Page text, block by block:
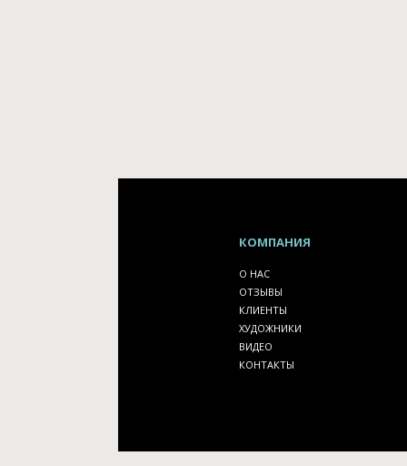
КОМПАНИЯ
О НАС
ОТЗЫВЫ
КЛИЕНТЫ
ХУДОЖНИКИ
ВИДЕО
КОНТАКТЫ